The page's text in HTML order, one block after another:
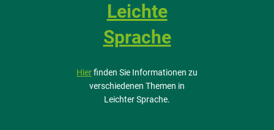
Leichte
Sprache
Hierfinden Sie Informationen zu
verschiedenen Themen in
Leichter Sprache.